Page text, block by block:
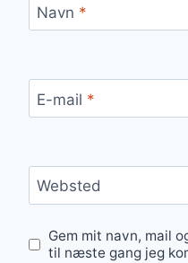
Navn *
E-mail *
Websted
Gem mit navn, mail
til næste gang jeg